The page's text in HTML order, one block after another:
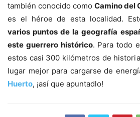
también conocido como Camino del
es el héroe de esta localidad.
varios puntos de la geografía
este guerrero histórico. Para todo
estos casi 300 kilómetros de
lugar mejor para cargarse de
Huerto, ¡así que apuntadlo!